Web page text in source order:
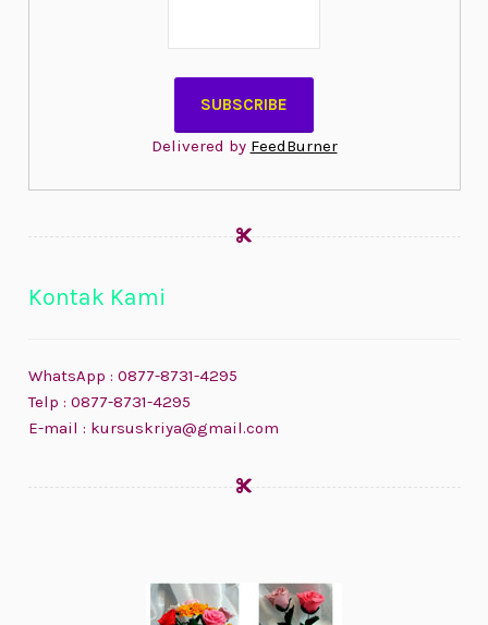
Delivered by FeedBurner
Kontak Kami
WhatsApp : 0877-8731-4295
Telp : 0877-8731-4295
E-mail : kursuskriya@gmail.com